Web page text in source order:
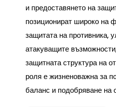
и предоставянето на
позиционират широко на
защитата на противника,
атакуващите
защитната структура на
роля е жизненоважна за
баланс и подобряване на